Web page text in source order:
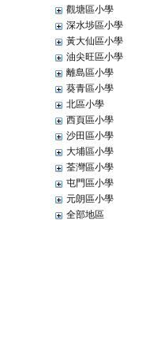
觀塘區小學
深水埗區小學
黃大仙區小學
油尖旺區小學
離島區小學
葵青區小學
北區小學
西頁區小學
沙田區小學
大埔區小學
荃灣區小學
屯門區小學
元朗區小學
全部地區